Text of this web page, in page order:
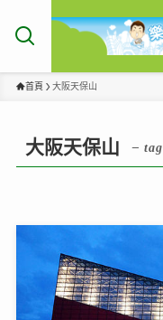
首頁 大阪天保山
大阪天保山 –